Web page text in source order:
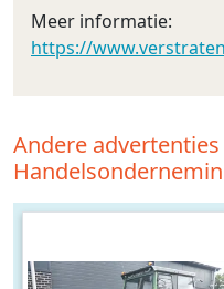
Meer informatie:
https://
Andere